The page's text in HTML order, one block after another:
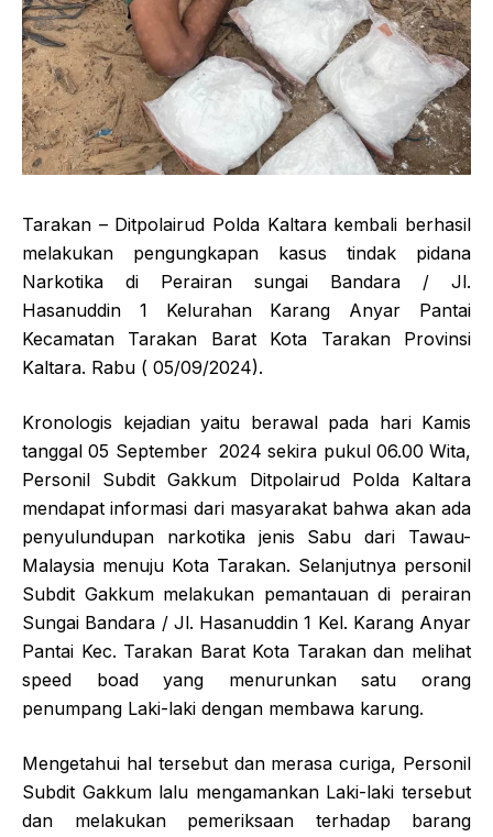
Tarakan – Ditpolairud Polda Kaltara kembali berhasil
melakukan pengungkapan kasus tindak pidana
Narkotika di Perairan sungai Bandara / Jl.
Hasanuddin 1 Kelurahan Karang Anyar Pantai
Kecamatan Tarakan Barat Kota Tarakan Provinsi
Kaltara. Rabu ( 05/09/2024).
Kronologis kejadian yaitu berawal pada hari Kamis
tanggal 05 September 2024 sekira pukul 06.00 Wita,
Personil Subdit Gakkum Ditpolairud Polda Kaltara
mendapat informasi dari masyarakat bahwa akan ada
penyulundupan narkotika jenis Sabu dari Tawau-
Malaysia menuju Kota Tarakan. Selanjutnya personil
Subdit Gakkum melakukan pemantauan di perairan
Sungai Bandara / Jl. Hasanuddin 1 Kel. Karang Anyar
Pantai Kec. Tarakan Barat Kota Tarakan dan melihat
speed boad yang menurunkan satu orang
penumpang Laki-laki dengan membawa karung.
Mengetahui hal tersebut dan merasa curiga, Personil
Subdit Gakkum lalu mengamankan Laki-laki tersebut
dan melakukan pemeriksaan terhadap barang